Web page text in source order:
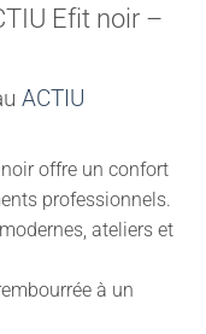
Efit noir –
ACTIU
offre un confort
professionnels.
ateliers et
à un